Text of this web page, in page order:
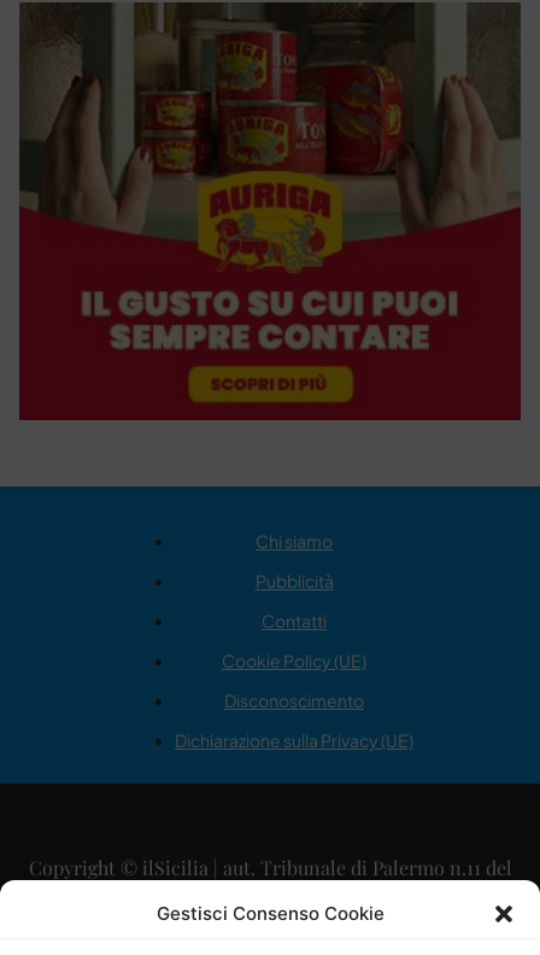
Gestisci Consenso Cookie
Chi siamo
Pubblicità
Contatti
Cookie Policy (UE)
Disconoscimento
Dichiarazione sulla Privacy (UE)
Copyright © ilSicilia | aut. Tribunale di Palermo n.11 del
29/09/2015